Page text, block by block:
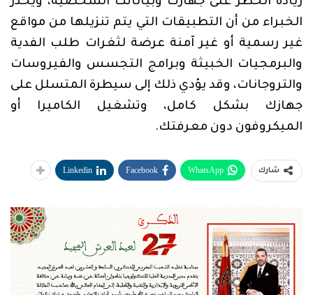
الخبراء من أن التطبيقات التي يتم تنزيلها من مواقع
غير رسمية أو غير آمنة عرضة لثغرات طلب الفدية
والبرمجيات الخبيثة وبرامج التجسس والفيروسات
والتروجانات، وقد يؤدي ذلك إلى سيطرة المتسلل على
جهازك بشكل كامل، وتشغيل الكاميرا أو
الميكروفون دون معرفتك.
شارك WhatsApp
Facebook
Linkedin